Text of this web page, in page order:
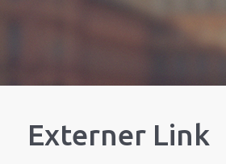
Externer Link